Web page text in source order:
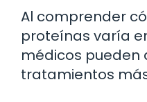
Al comprender
proteínas varía
médicos
tratamientos